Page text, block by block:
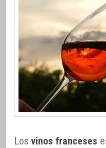
Los vinos franceses